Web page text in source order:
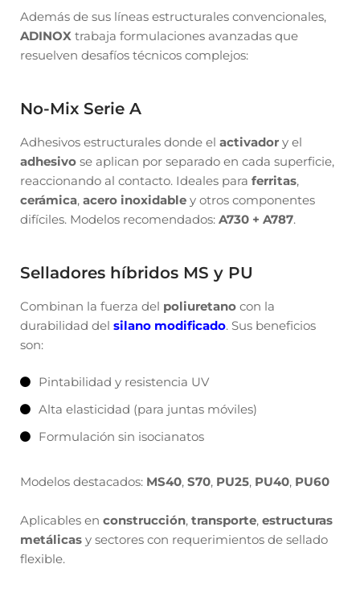
Además de sus líneas estructurales convencionales,
ADINOX trabaja formulaciones avanzadas que
resuelven desafíos técnicos complejos:
No-Mix Serie A
Adhesivos estructurales donde el activador y el
adhesivo se aplican por separado en cada superficie,
reaccionando al contacto. Ideales para ferritas,
cerámica, acero inoxidable y otros componentes
difíciles. Modelos recomendados: A730 + A787.
Selladores híbridos MS y PU
Combinan la fuerza del poliuretano con la
durabilidad del silano modificado. Sus beneficios
son:
Pintabilidad y resistencia UV
Alta elasticidad (para juntas móviles)
Formulación sin isocianatos
Modelos destacados: MS40, S70, PU25, PU40, PU60
Aplicables en construcción, transporte, estructuras
metálicas y sectores con requerimientos de sellado
flexible.